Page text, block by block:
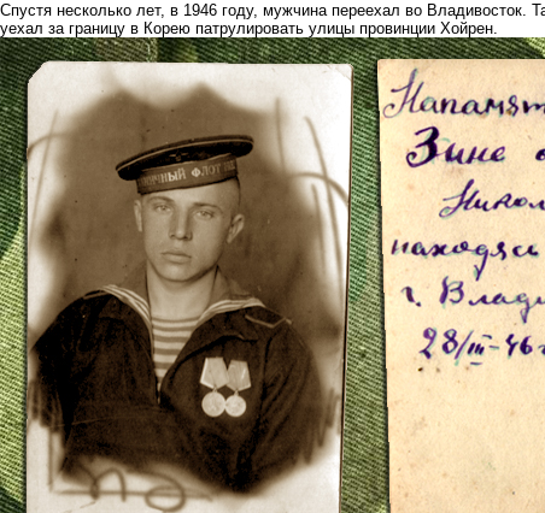
Спустя несколько лет, в 1946 году, мужчина переехал во
уехал за границу в Корею патрулировать улицы провинции Хойрен.